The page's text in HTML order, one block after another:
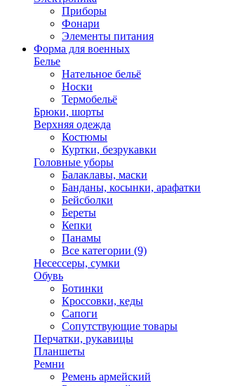
Приборы
Фонари
Элементы питания
Форма для военных
Белье
Нательное бельё
Носки
Термобельё
Брюки, шорты
Верхняя одежда
Костюмы
Куртки, безрукавки
Головные уборы
Балаклавы, маски
Банданы, косынки, арафатки
Бейсболки
Береты
Кепки
Панамы
Все категории (9)
Несессеры, сумки
Обувь
Ботинки
Кроссовки, кеды
Сапоги
Сопутствующие товары
Перчатки, рукавицы
Планшеты
Ремни
Ремень армейский